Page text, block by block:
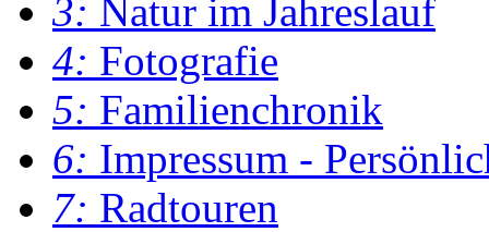
3: Natur im Jahreslauf
4: Fotografie
5: Familienchronik
6: Impressum -
7: Radtouren